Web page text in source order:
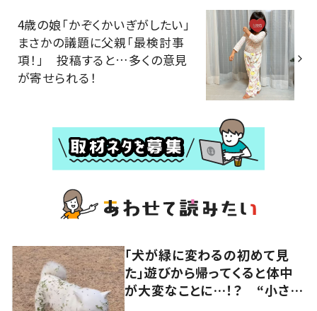
4歳の娘「かぞくかいぎがしたい」
まさかの議題に父親「最検討事
項！」 投稿すると…多くの意見
が寄せられる！
「犬が緑に変わるの初めて見
た」遊びから帰ってくると体中
が大変なことに…！？ “小さい